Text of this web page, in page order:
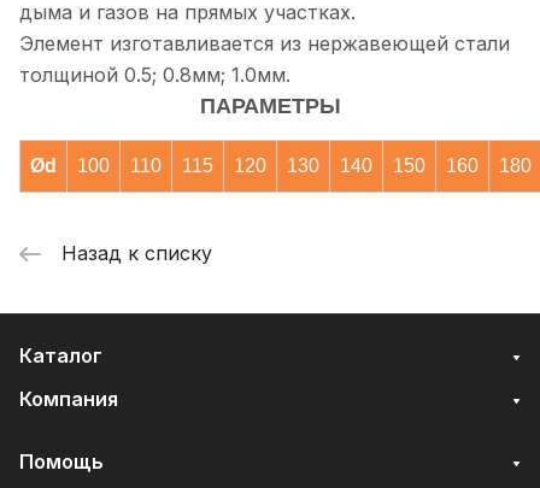
дыма и газов на прямых участках.
Элемент изготавливается из нержавеющей стали
толщиной 0.5; 0.8мм; 1.0мм.
ПАРАМЕТРЫ
Ød 100 110 115 120 130 140 150 160 180
Назад к списку
Каталог
Компания
Помощь